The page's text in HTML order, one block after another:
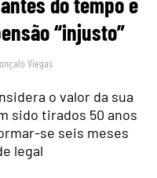
“injusto”
Viegas
o valor da sua
sido tirados 50 anos
se seis meses
legal